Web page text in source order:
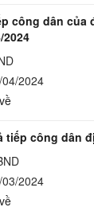
công dân của
2024
tiếp công dân
2024